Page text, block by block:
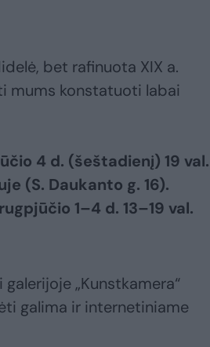
bet rafinuota XIX a.
mums konstatuoti labai
profesionalumą.
4 d. (šeštadienį) 19 val.
(S. Daukanto g. 16).
1–4 d. 13–19 val.
„Kunstkamera“
galima ir internetiniame